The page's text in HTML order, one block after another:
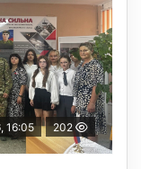
16:05 202